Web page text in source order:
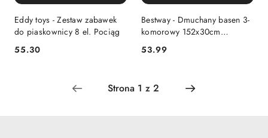
Eddy toys - Zestaw zabawek
do piaskownicy 8 el. Pociąg
Cena:
55.30
Bestway - Dmuchany basen 3-
komorowy 152x30cm
Cena:
53.99